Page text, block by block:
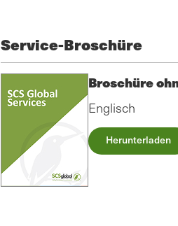
Service-Broschüre
Broschüre
Englisch
Herunterladen